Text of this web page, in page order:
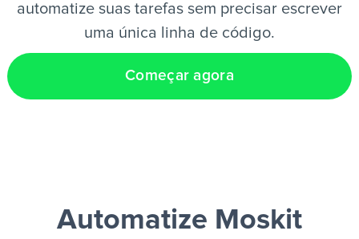
automatize suas tarefas sem precisar escrever
uma única linha de código.
Começar agora
Automatize Moskit